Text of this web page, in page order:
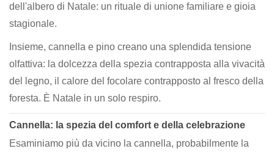
dell'albero di Natale: un rituale di unione familiare e gioia
stagionale.
Insieme, cannella e pino creano una splendida tensione
olfattiva: la dolcezza della spezia contrapposta alla vivacità
del legno, il calore del focolare contrapposto al fresco della
foresta. È Natale in un solo respiro.
Cannella: la spezia del comfort e della celebrazione
Esaminiamo più da vicino la cannella, probabilmente la